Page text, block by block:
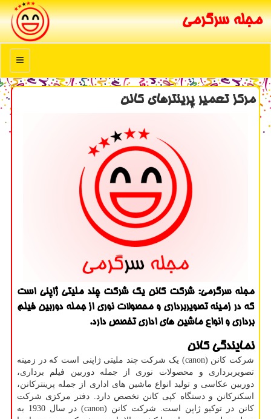
مجله سرگرمی
منو
مركز تعمیر پرینترهای كانن
مجله سرگرمی: شركت كانن یك شركت چند ملیتی ژاپنی است
كه در زمینه تصویربرداری و محصولات نوری از جمله دوربین فیلم
برداری و انواع ماشین های اداری تخصص دارد.
نمایندگی کانن
شرکت کانن (canon) یک شرکت چند ملیتی ژاپنی است که در زمینه
تصویربرداری و محصولات نوری از جمله دوربین فیلم برداری،
دوربین عکاسی و تولید انواع ماشین های اداری از جمله پرینترکانن،
اسکنرکانن و دستگاه کپی کانن تخصص دارد. دفتر مرکزی شرکت
کانن در توکیو ژاپن است. شرکت کانن (canon
) در سال 1930 به